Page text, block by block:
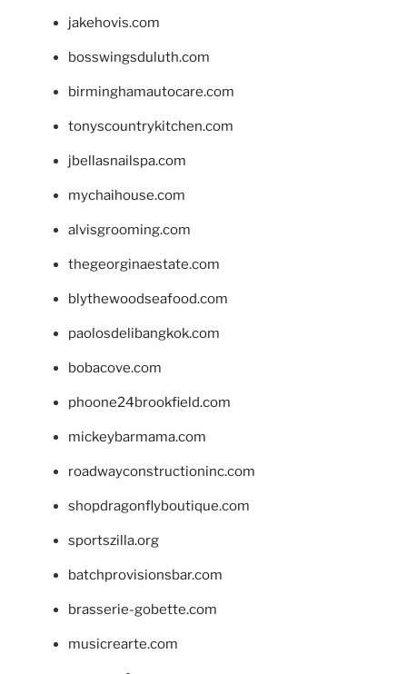
jakehovis.com
bosswingsduluth.com
birminghamautocare.com
tonyscountrykitchen.com
jbellasnailspa.com
mychaihouse.com
alvisgrooming.com
thegeorginaestate.com
blythewoodseafood.com
paolosdelibangkok.com
bobacove.com
phoone24brookfield.com
mickeybarmama.com
roadwayconstructioninc.com
shopdragonflyboutique.com
sportszilla.org
batchprovisionsbar.com
brasserie-gobette.com
musicrearte.com